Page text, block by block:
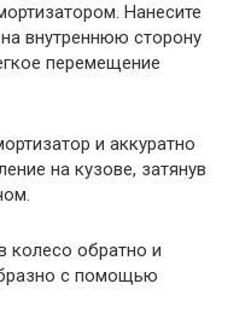
Нанесите
внутреннюю сторону
перемещение
и аккуратно
на кузове, затянув
колесо обратно и
с помощью